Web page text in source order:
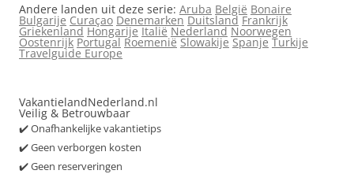
Andere landen uit deze serie: Aruba België Bonaire
Bulgarije Curaçao Denemarken Duitsland Frankrijk
Griekenland Hongarije Italië Nederland Noorwegen
Oostenrijk Portugal Roemenië Slowakije Spanje Turkije
Travelguide Europe
VakantielandNederland.nl
Veilig & Betrouwbaar
✔️ Onafhankelijke vakantietips
✔️ Geen verborgen kosten
✔️ Geen reserveringen